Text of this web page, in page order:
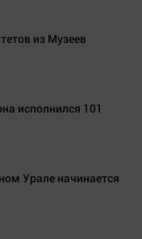
из Музеев
исполнился 101
Урале начинается